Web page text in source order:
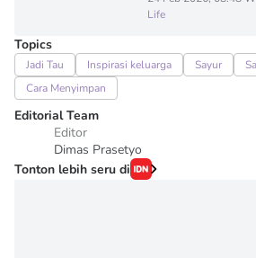
Life
Topics
Jadi Tau Inspirasi keluarga Sayur
Cara Menyimpan
Editorial Team
Editor
Dimas Prasetyo
Tonton lebih seru di